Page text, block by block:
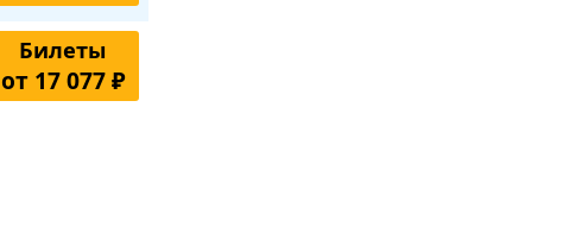
Билеты
от 17 077 ₽